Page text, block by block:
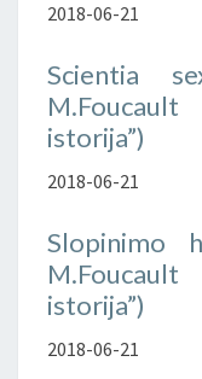
2018-06-21
Scientia
istorija”)
2018-06-21
Slopinimo
istorija”)
2018-06-21